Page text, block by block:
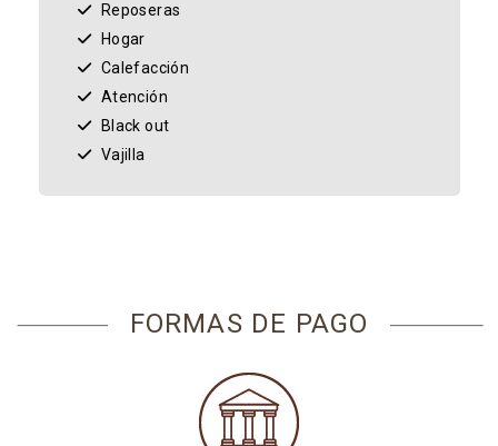
Reposeras
Hogar
Calefacción
Atención
Black out
Vajilla
FORMAS DE PAGO